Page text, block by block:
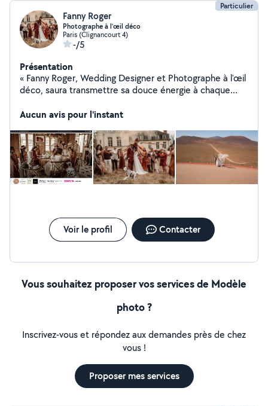
Particulier
Fanny Roger
Photographe à l’œil déco
Paris (Clignancourt 4)
-/5
Présentation
« Fanny Roger, Wedding Designer et Photographe à l'œil
déco, saura transmettre sa douce énergie à chaque
magie dans les objets de décoration, elle les transforme
inspiration dans des voyages atypiques, qui fait ressortir
cet univers décoratif mystique »
Aucun avis pour l'instant
Voir le profil Contacter
Vous souhaitez proposer vos services de Modèle
photo ?
Inscrivez-vous et répondez aux demandes près de chez
vous !
Proposer mes services